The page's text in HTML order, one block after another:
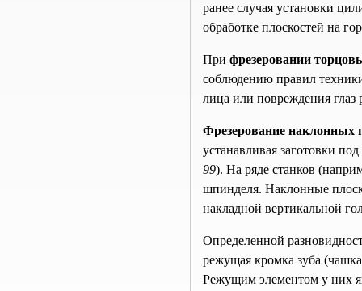
ранее случая установки
обработке плоскостей на
При фрезеровании
соблюдению правил
лица или повреждения глаз
Фрезерование наклонных
устанавливая заготовки
99). На ряде станков
шпинделя. Наклонные
накладной вертикальной
Определенной
режущая кромка зуба
Режущим элементом у них